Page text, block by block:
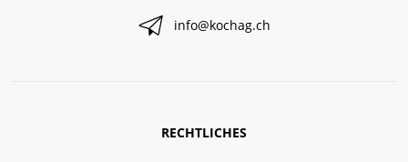
info@kochag.ch
RECHTLICHES